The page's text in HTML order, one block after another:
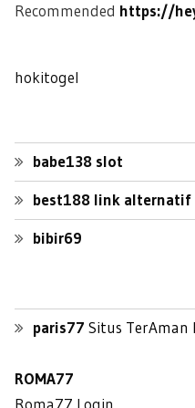
Recommended https://
hokitogel
babe138 slot
best188 link alternatif
bibir69
paris77 Situs TerAman
ROMA77